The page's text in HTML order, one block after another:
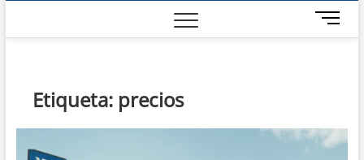
B
o
m
Etiqueta: precios